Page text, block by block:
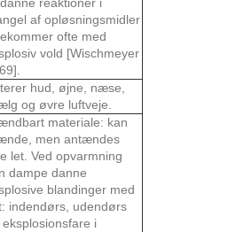
af opløsningsmidler
ofte med
vold [Wischmeyer
hud, øjne, næse,
og øvre luftveje.
materiale: kan
men antændes
let. Ved opvarmning
dampe danne
blandinger med
indendørs, udendørs
eksplosionsfare i